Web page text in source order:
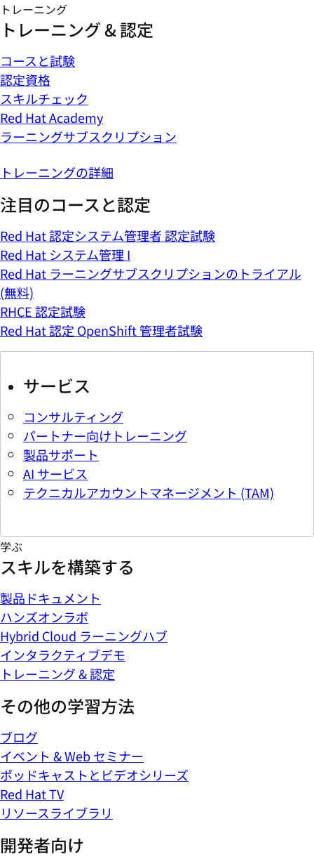
トレーニング
トレーニング & 認定
コースと試験
認定資格
スキルチェック
Red Hat Academy
ラーニングサブスクリプション
トレーニングの詳細
注目のコースと認定
Red Hat 認定システム管理者 認定試験
Red Hat システム管理 I
Red Hat ラーニングサブスクリプションのトライアル
(無料)
RHCE 認定試験
Red Hat 認定 OpenShift 管理者試験
サービス
コンサルティング
パートナー向けトレーニング
製品サポート
AI サービス
テクニカルアカウントマネージメント (TAM)
学ぶ
スキルを構築する
製品ドキュメント
ハンズオンラボ
Hybrid Cloud ラーニングハブ
インタラクティブデモ
トレーニング & 認定
その他の学習方法
ブログ
イベント & Web セミナー
ポッドキャストとビデオシリーズ
Red Hat TV
リソースライブラリ
開発者向け